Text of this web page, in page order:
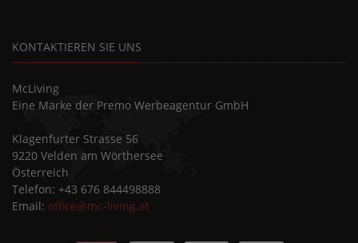
KONTAKTIEREN SIE UNS
McLiving
Eine Marke der Premo Werbeagentur GmbH
Klagenfurter Strasse 56
9220 Velden am Wörthersee
Österreich
Telefon: +43 676 844498888
Email: office@mc-living.at